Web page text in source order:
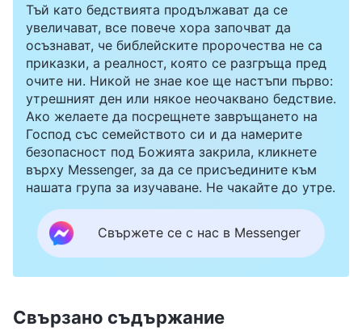
Тъй като бедствията продължават да се
увеличават, все повече хора започват да
осъзнават, че библейските пророчества не са
приказки, а реалност, която се разгръща пред
очите ни. Никой не знае кое ще настъпи първо:
утрешният ден или някое неочаквано бедствие.
Ако желаете да посрещнете завръщането на
Господ със семейството си и да намерите
безопасност под Божията закрила, кликнете
върху Messenger, за да се присъедините към
нашата група за изучаване. Не чакайте до утре.
Свържете се с нас в Messenger
Свързано съдържание